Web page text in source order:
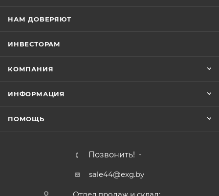
НАМ ДОВЕРЯЮТ
ИНВЕСТОРАМ
КОМПАНИЯ
ИНФОРМАЦИЯ
ПОМОЩЬ
Позвонить!
sale44@exg.by